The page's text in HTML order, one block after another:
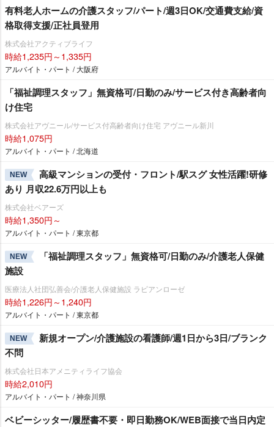
有料老人ホームの介護スタッフ/パート/週3日OK/交通費支給/資
格取得支援/正社員登用
株式会社アクティブライフ
時給1,235円～1,335円
アルバイト・パート / 大阪府
「福祉調理スタッフ」無資格可/日勤のみ/サービス付き高齢者向
け住宅
株式会社アヴニール/サービス付高齢者向け住宅 アヴニール新川
時給1,075円
アルバイト・パート / 北海道
NEW
高級マンションの受付・フロント/駅スグ 女性活躍!研修
あり 月収22.6万円以上も
株式会社ベアーズ
時給1,350円～
アルバイト・パート / 東京都
NEW
「福祉調理スタッフ」無資格可/日勤のみ/介護老人保健
施設
医療法人社団弘善会/介護老人保健施設 ラビアンローゼ
時給1,226円～1,240円
アルバイト・パート / 東京都
NEW
新規オープン/介護施設の看護師/週1日から3日/ブランク
不問
株式会社日本アメニティライフ協会
時給2,010円
アルバイト・パート / 神奈川県
ベビーシッター/履歴書不要・即日勤務OK/WEB面接で当日内定